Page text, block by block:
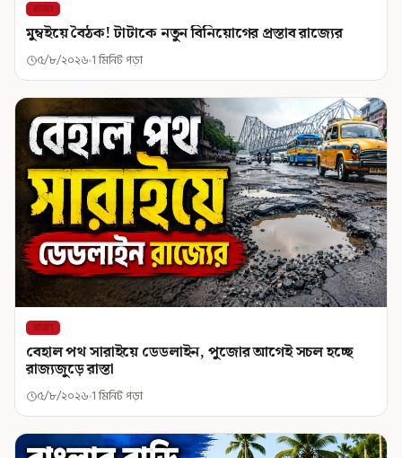
রাজ্য
মুম্বইয়ে বৈঠক! টাটাকে নতুন বিনিয়োগের প্রস্তাব রাজ্যের
৫/৮/২০২৬ 1 মিনিট পড়া
রাজ্য
বেহাল পথ সারাইয়ে ডেডলাইন, পুজোর আগেই সচল হচ্ছে
রাজ্যজুড়ে রাস্তা
৫/৮/২০২৬ 1 মিনিট পড়া